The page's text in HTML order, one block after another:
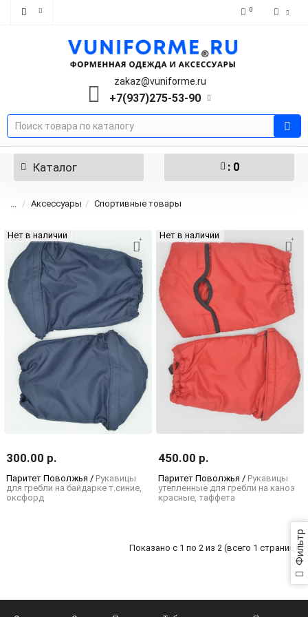
0
zakaz@vuniforme.ru
+7(937)275-53-90
Каталог : 0
... Аксессуары Спортивные товары
Фильтр
Нет в наличии
Паритет Поволжья / Рукавицы
для гребли на байдарке т.синие,
оксфорд
300.00 р.
Нет в наличии
Паритет Поволжья / Рукавицы
утепленные для гребли на каноэ
красные, таффета
450.00 р.
Показано с 1 по 2 из 2 (всего 1 страниц)